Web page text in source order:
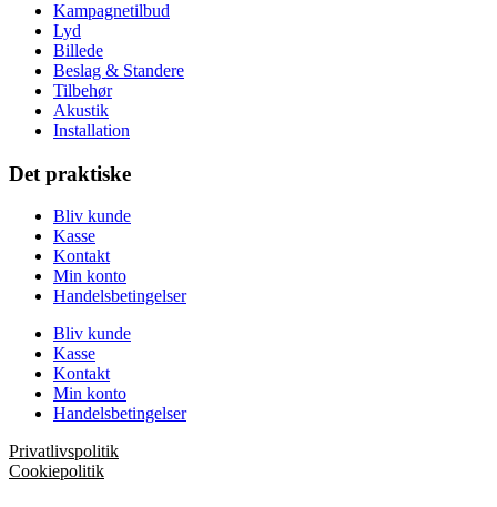
Kampagnetilbud
Lyd
Billede
Beslag & Standere
Tilbehør
Akustik
Installation
Det praktiske
Bliv kunde
Kasse
Kontakt
Min konto
Handelsbetingelser
Bliv kunde
Kasse
Kontakt
Min konto
Handelsbetingelser
Privatlivspolitik
Cookiepolitik